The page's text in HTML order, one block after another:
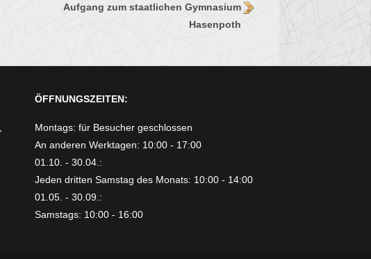
Aufgang zum staatlichen Gymnasium
Hasenpoth
ÖFFNUNGSZEITEN:
Montags: für Besucher geschlossen
An anderen Werktagen: 10:00 - 17:00
01.10. - 30.04.:
Jeden dritten Samstag des Monats: 10:00 - 14:00
01.05. - 30.09.:
Samstags: 10:00 - 16:00